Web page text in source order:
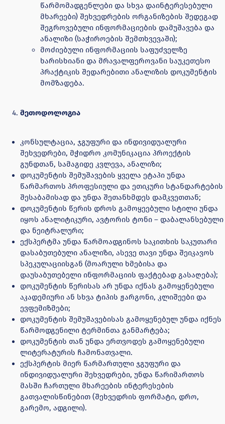
წარმომადგენლები და სხვა დაინტერესებული
მხარეები) შეხვედრების ორგანიზების შედეგად
შეგროვებული ინფორმაციების დამუშავება და
ანალიზი (საჭიროების შემთხვევაში);
მოძიებული ინფორმაციის საფუძველზე
ხარისხიანი და მრავალფეროვანი საუკეთესო
პრაქტიკის შედარებითი ანალიზის დოკუმენტის
მომზადება.
მეთოდოლოგია
კონსულტაცია, ჯგუფური და ინდივიდუალური
შეხვედრები, მჭიდრო კომუნიკაცია პროექტის
გუნდთან, სამაგიდე კვლევა, ანალიზი;
დოკუმენტის შემუშავების ყველა ეტაპი უნდა
წარმართოს პროფესიული და ეთიკური სტანდარტების
შესაბამისად და უნდა შეთანხმდეს დამკვეთთან;
დოკუმენტის წერის დროს გამოყეებული სტილი უნდა
იყოს ანალიტიკური, ავტორის ტონი – დაბალანსებული
და ნეიტრალური;
ექსპერტმა უნდა წარმოადგინოს საკითხის საკუთარი
დასაბუთებული ანალიზი, ასევე თავი უნდა შეიკავოს
სპეკულაციისგან (მოარული ხმებისა და
დაუსაბუთებელი ინფორმაციის ფაქტებად გასაღება);
დოკუმენტის წერისას არ უნდა იქნას გამოყენებული
აკადემიური ან სხვა ტიპის ჟარგონი, კლიშეები და
ევფემიზმები;
დოკუმენტის შემუშავებისას გამოყენებულ უნდა იქნეს
წარმოდგენილი ტერმინთა განმარტება;
დოკუმენტის თან უნდა ერთვოდეს გამოყენებული
ლიტერატურის ჩამონათვალი.
ექსპერტის მიერ წარმართული ჯგუფური და
ინდივიდუალური შეხვედრები, უნდა წარიმართოს
მასში ჩართული მხარეების ინტერესების
გათვალისწინებით (შეხვედრის ფორმატი, დრო,
გარემო, ადგილი).